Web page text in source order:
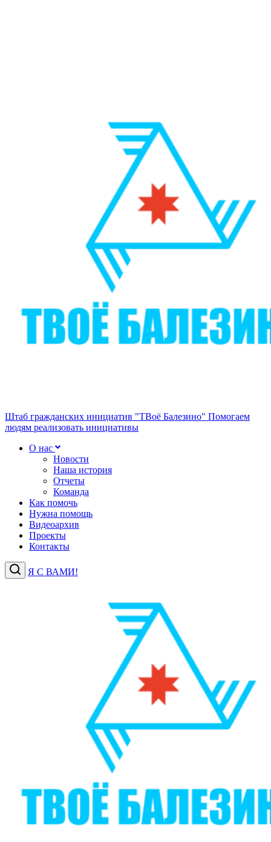
Штаб гражданских инициатив "ТВоё Балезино" Помогаем
людям реализовать инициативы
О нас
Новости
Наша история
Отчеты
Команда
Как помочь
Нужна помощь
Видеоархив
Проекты
Контакты
Я С ВАМИ!